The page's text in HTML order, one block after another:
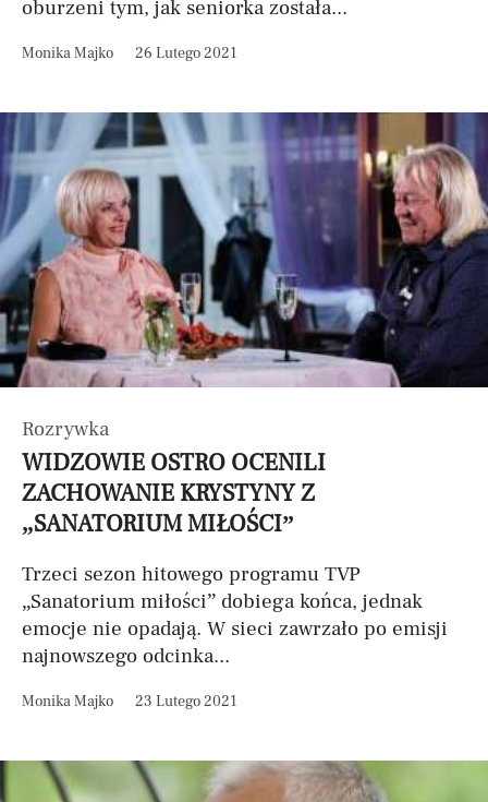
oburzeni tym, jak seniorka została...
Monika Majko 26 Lutego 2021
Rozrywka
WIDZOWIE OSTRO OCENILI
ZACHOWANIE KRYSTYNY Z
„SANATORIUM MIŁOŚCI”
Trzeci sezon hitowego programu TVP
„Sanatorium miłości” dobiega końca, jednak
emocje nie opadają. W sieci zawrzało po emisji
najnowszego odcinka...
Monika Majko 23 Lutego 2021